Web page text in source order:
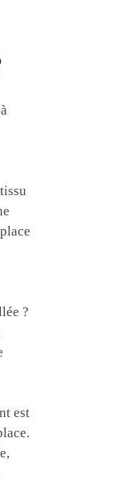
?
est